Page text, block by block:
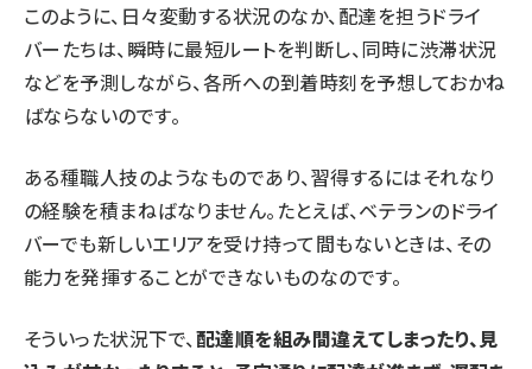
このように、日々変動する状況のなか、配達を担うドライ
バーたちは、瞬時に最短ルートを判断し、同時に渋滞状況
などを予測しながら、各所への到着時刻を予想しておかね
ばならないのです。
ある種職人技のようなものであり、習得するにはそれなり
の経験を積まねばなりません。たとえば、ベテランのドライ
バーでも新しいエリアを受け持って間もないときは、その
能力を発揮することができないものなのです。
そういった状況下で、配達順を組み間違えてしまったり、見